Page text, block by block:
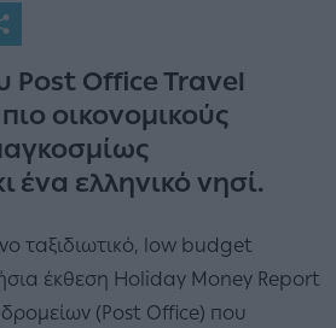
Post Office Travel
οικονομικούς
ένα ελληνικό νησί.
ταξιδιωτικό, low budget
έκθεση Holiday Money Report
(Post Office) που